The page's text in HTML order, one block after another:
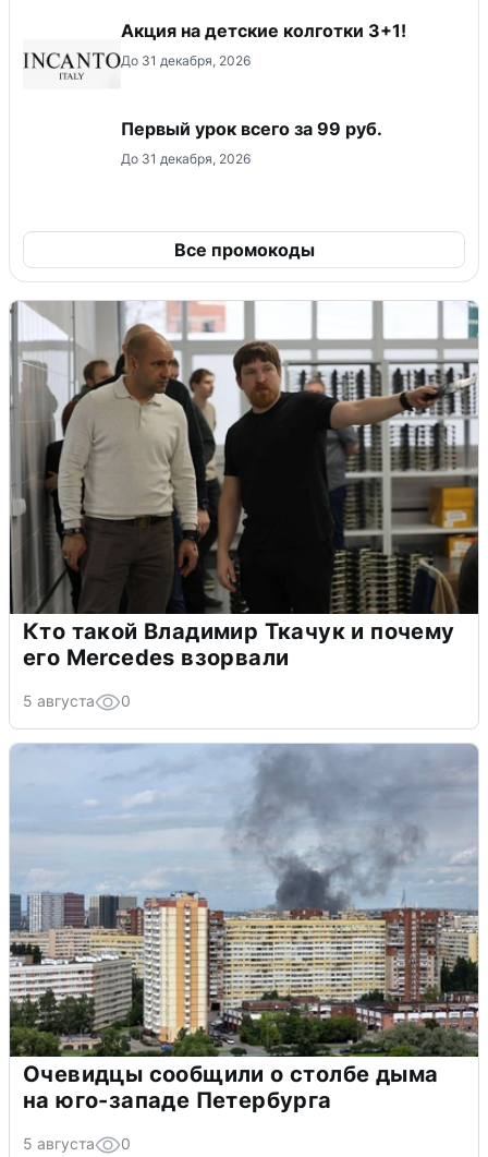
Акция на детские колготки 3+1!
До 31 декабря, 2026
Первый урок всего за 99 руб.
До 31 декабря, 2026
Все промокоды
Кто такой Владимир Ткачук и почему
его Mercedes взорвали
5 августа 0
Очевидцы сообщили о столбе дыма
на юго-западе Петербурга
5 августа 0